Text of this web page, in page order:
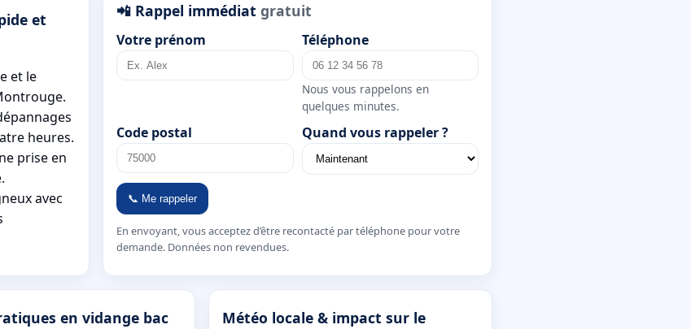
et
et le
heures.
prise en
avec
📲 Rappel immédiatgratuit
Votre prénom Téléphone
Nous vous rappelons en
quelques minutes.
Code postal Quand vous rappeler ?
📞 Me rappeler
En envoyant, vous acceptez d’être recontacté par téléphone pour votre
demande. Données non revendues.
en vidange bac
Météo locale & impact sur le